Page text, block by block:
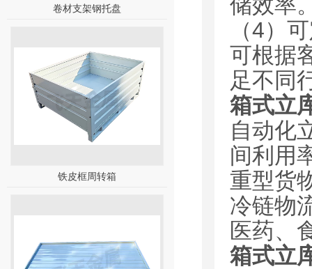
卷材支架钢托盘
铁皮框周转箱
（4）
可根据
足不同
箱式立
自动化
间利用
重型货
冷链物
医药、
箱式立